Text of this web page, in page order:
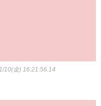
10(金) 16:21:56.14